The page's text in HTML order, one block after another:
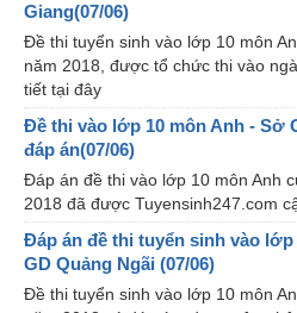
Giang(07/06)
Đề thi tuyển sinh vào lớp 10 môn
năm 2018, được tổ chức thi vào
tiết tại đây
Đề thi vào lớp 10 môn Anh - Sở
đáp án(07/06)
Đáp án đề thi vào lớp 10 môn Anh
2018 đã được Tuyensinh247.com
Đáp án đề thi tuyển sinh vào lớp
GD Quảng Ngãi (07/06)
Đề thi tuyển sinh vào lớp 10 môn